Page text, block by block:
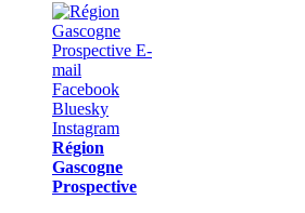
Région
Gascogne
Prospective